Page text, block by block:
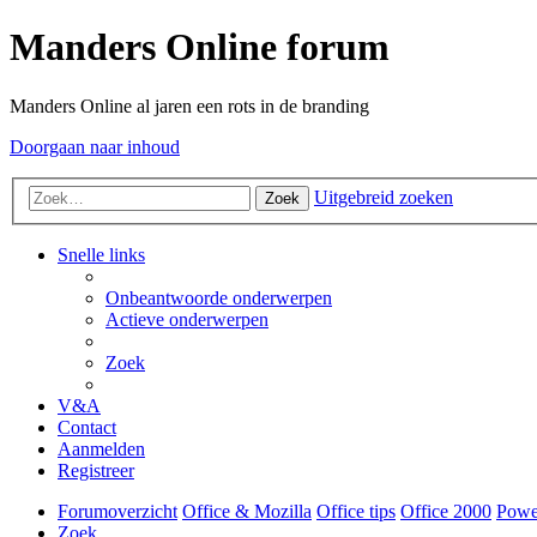
Manders Online forum
Manders Online al jaren een rots in de branding
Doorgaan naar inhoud
Zoek Uitgebreid zoeken
Snelle links
Onbeantwoorde onderwerpen
Actieve onderwerpen
Zoek
V&A
Contact
Aanmelden
Registreer
Forumoverzicht Office & Mozilla Office tips Office 2000